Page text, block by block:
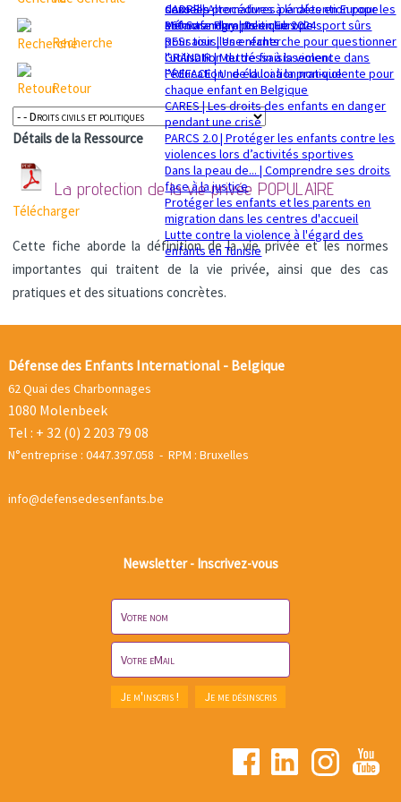
sexuelle
Mémorandum politique 2024
dans les procédures pénales en Europe
360 Safe Play | Des clubs de sport sûrs
pour tous les enfants
GRANDIR | Mettre fin à la violence dans
l’éducation : de la loi à la pratique
CADRE | Alternatives à la détention pour les
enfants migrants en Europe
RESsaisir | Une recherche pour questionner
l'utilisation du déssaisissement
PREFACE | Une éducation non-violente pour
chaque enfant en Belgique
CARES | Les droits des enfants en danger
pendant une crise
PARCS 2.0 | Protéger les enfants contre les
violences lors d’activités sportives
Dans la peau de... | Comprendre ses droits
face à la justice
Protéger les enfants et les parents en
migration dans les centres d'accueil
Lutte contre la violence à l'égard des
enfants en Tunisie
Recherche
Retour
Détails de la Ressource
La protection de la vie privée POPULAIRE
Télécharger
Cette fiche aborde la définition de la vie privée et les normes
importantes qui traitent de la vie privée, ainsi que des cas
pratiques et des situations concrètes.
Défense des Enfants International - Belgique
62 Quai des Charbonnages
1080 Molenbeek
Tel : + 32 (0) 2 203 79 08
N°entreprise : 0447.397.058 - RPM : Bruxelles
info@defensedesenfants.be
Newsletter - Inscrivez-vous